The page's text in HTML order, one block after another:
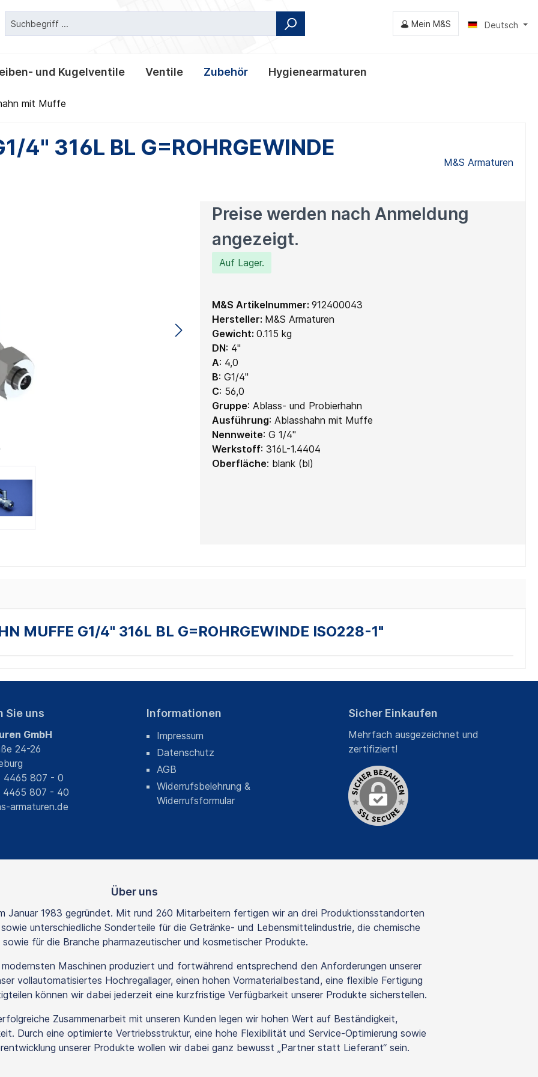
Deutsch
Mein M&S
und Kugelventile Ventile Zubehör Hygienearmaturen
und
Reduzierstücke
mit Muffe
4" 316L BL G=ROHRGEWINDE
M&S Armaturen
Preise werden nach Anmeldung
angezeigt.
Auf Lager.
M&S Artikelnummer: 912400043
Hersteller: M&S Armaturen
Gewicht: 0.115 kg
DN: 4"
A: 4,0
B: G1/4"
C: 56,0
Gruppe: Ablass- und Probierhahn
Ausführung: Ablasshahn mit Muffe
Nennweite: G 1/4"
Werkstoff: 316L-1.4404
Oberfläche: blank (bl)
MUFFE G1/4" 316L BL G=ROHRGEWINDE ISO228-1"
Informationen
Impressum
Datenschutz
AGB
Widerrufsbelehrung &
Widerrufsformular
Sie uns
GmbH
24-26
807 - 0
807 - 40
armaturen.de
Sicher Einkaufen
Mehrfach ausgezeichnet und
zertifiziert!
Über uns
Januar 1983 gegründet. Mit rund 260 Mitarbeitern fertigen wir an drei Produktionsstandorten
unterschiedliche Sonderteile für die Getränke- und Lebensmittelindustrie, die chemische
sowie für die Branche pharmazeutischer und kosmetischer Produkte.
Maschinen produziert und fortwährend entsprechend den Anforderungen unserer
vollautomatisiertes Hochregallager, einen hohen Vormaterialbestand, eine flexible Fertigung
können wir dabei jederzeit eine kurzfristige Verfügbarkeit unserer Produkte sicherstellen.
Zusammenarbeit mit unseren Kunden legen wir hohen Wert auf Beständigkeit,
Durch eine optimierte Vertriebsstruktur, eine hohe Flexibilität und Service-Optimierung sowie
unserer Produkte wollen wir dabei ganz bewusst „Partner statt Lieferant“ sein.